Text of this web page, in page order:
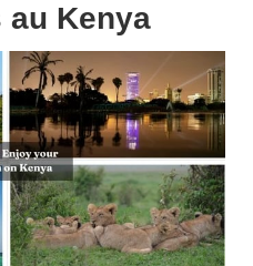
au Kenya